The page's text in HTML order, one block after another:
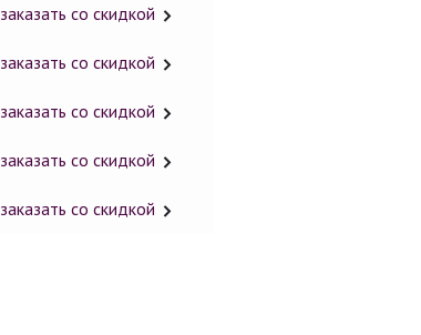
заказать со скидкой
заказать со скидкой
заказать со скидкой
заказать со скидкой
заказать со скидкой